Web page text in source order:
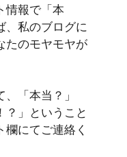
情報で「本
、私のブログに
たのモヤモヤが
「本当？」
？」ということ
にてご連絡く